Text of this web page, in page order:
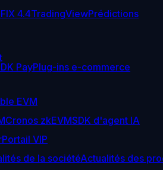
4.4TradingViewPrédictions
PayPlug-ins e-commerce
EVM
Cronos zkEVMSDK d'agent IA
Portail VIP
de la sociétéActualités des